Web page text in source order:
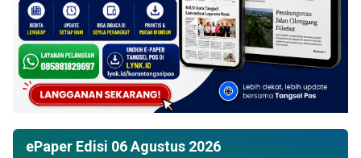
ePaper Edisi 06 Agustus 2026